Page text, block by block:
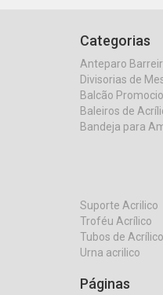
Categorias
Anteparo
Divisorias de
Balcão
Baleiros de
Bandeja para
Suporte Acrilico
Troféu Acrílico
Tubos de Acrílico
Urna acrilico
Páginas